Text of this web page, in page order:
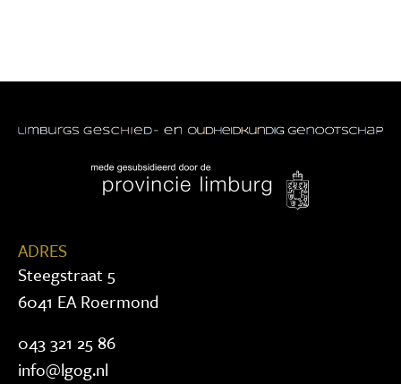
ADRES
Steegstraat 5
6041 EA Roermond
043 321 25 86
info@lgog.nl